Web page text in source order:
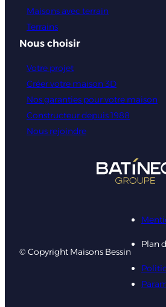
Maisons avec terrain
Terrains
Nous choisir
Votre projet
Créer votre maison 3D
Nos garanties pour votre maison
Constructeur depuis 1988
Nous rejoindre
© Copyright Maisons Bessin
Plan